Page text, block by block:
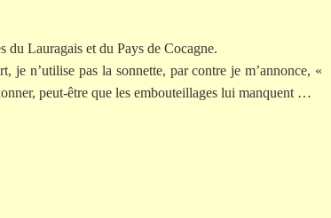
Lauragais et du Pays de Cocagne.
je n’utilise pas la sonnette, par contre je m’annonce, «
peut-être que les embouteillages lui manquent …